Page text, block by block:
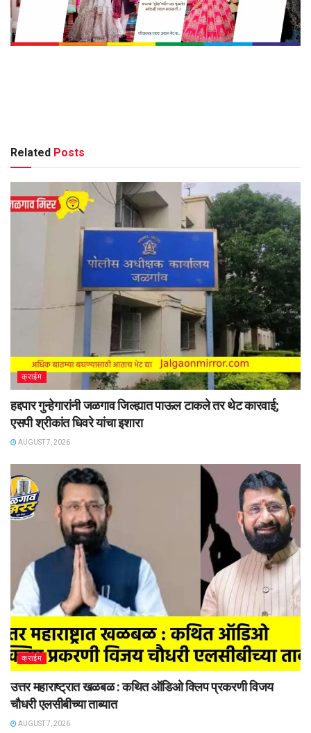
Related Posts
क्राईम
हद्दपार गुन्हेगारांनी जळगाव जिल्ह्यात पाऊल टाकले तर थेट कारवाई;
एसपी श्रीकांत धिवरे यांचा इशारा
AUGUST 7, 2026
क्राईम
उत्तर महाराष्ट्रात खळबळ : कथित ऑडिओ क्लिप प्रकरणी विजय
चौधरी एलसीबीच्या ताब्यात
AUGUST 7, 2026